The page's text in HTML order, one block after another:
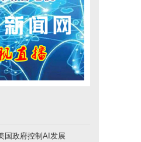
国政府控制AI发展